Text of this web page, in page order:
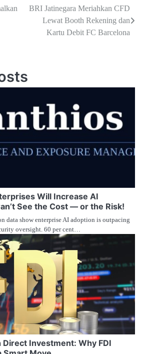
BRI Jatinegara Meriahkan CFD
Lewat Booth Rekening dan
Kartu Debit FC Barcelona
Will Increase AI
See the Cost — or the Risk!
data show enterprise AI adoption is outpacing
oversight. 60 per cent…
Direct Investment: Why FDI